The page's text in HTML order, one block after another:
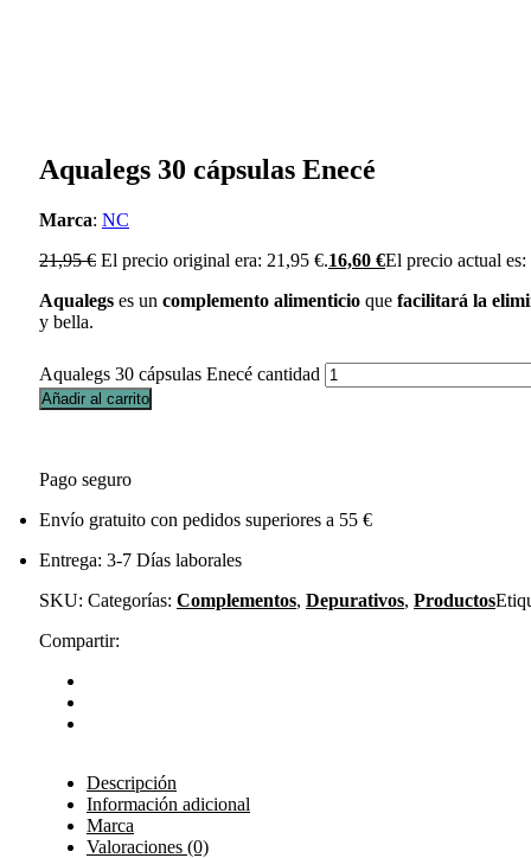
Aqualegs 30 cápsulas Enecé
Marca: NC
21,95€ El precio original era: 21,95 €.16,60 €El precio actual
Aqualegs es un complemento alimenticio que facilitará la
y bella.
Aqualegs 30 cápsulas Enecé cantidad
Añadir al carrito
Pago seguro
Envío gratuito con pedidos superiores a 55 €
Entrega: 3-7 Días laborales
SKU: Categorías: Complementos, Depurativos, Productos
Compartir:
Descripción
Información adicional
Marca
Valoraciones (0)